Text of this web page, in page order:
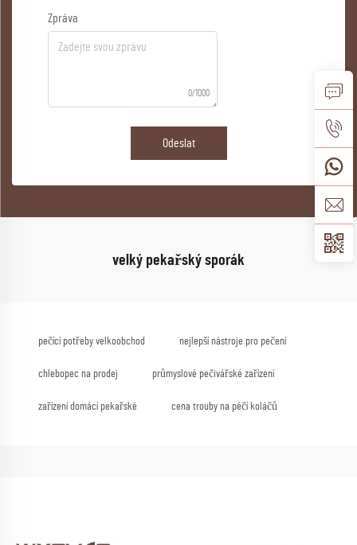
Zpráva
0/1000
Odeslat
velký pekařský sporák
pečící potřeby velkoobchod nejlepší nástroje pro pečení
chlebopec na prodej průmyslové pečivářské zařízení
zařízení domácí pekařské cena trouby na péčí koláčů